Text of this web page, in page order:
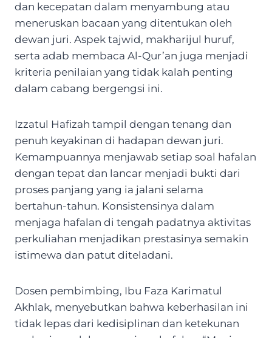
dan kecepatan dalam menyambung atau
meneruskan bacaan yang ditentukan oleh
dewan juri. Aspek tajwid, makharijul huruf,
serta adab membaca Al-Qur’an juga menjadi
kriteria penilaian yang tidak kalah penting
dalam cabang bergengsi ini.
Izzatul Hafizah tampil dengan tenang dan
penuh keyakinan di hadapan dewan juri.
Kemampuannya menjawab setiap soal hafalan
dengan tepat dan lancar menjadi bukti dari
proses panjang yang ia jalani selama
bertahun-tahun. Konsistensinya dalam
menjaga hafalan di tengah padatnya aktivitas
perkuliahan menjadikan prestasinya semakin
istimewa dan patut diteladani.
Dosen pembimbing, Ibu Faza Karimatul
Akhlak, menyebutkan bahwa keberhasilan ini
tidak lepas dari kedisiplinan dan ketekunan